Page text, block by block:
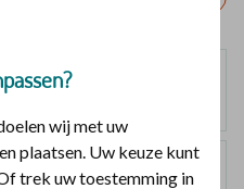
wij met uw
plaatsen. Uw keuze kunt
trek uw toestemming in